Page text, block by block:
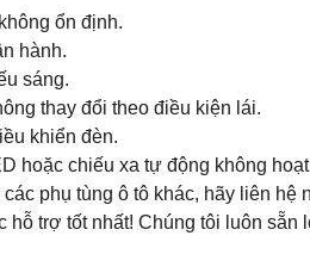
ổn định.
hành.
sáng.
thay đổi theo điều kiện lái.
khiển đèn.
hoặc chiếu xa tự động không
các phụ tùng ô tô khác, hãy liên
trợ tốt nhất! Chúng tôi luôn